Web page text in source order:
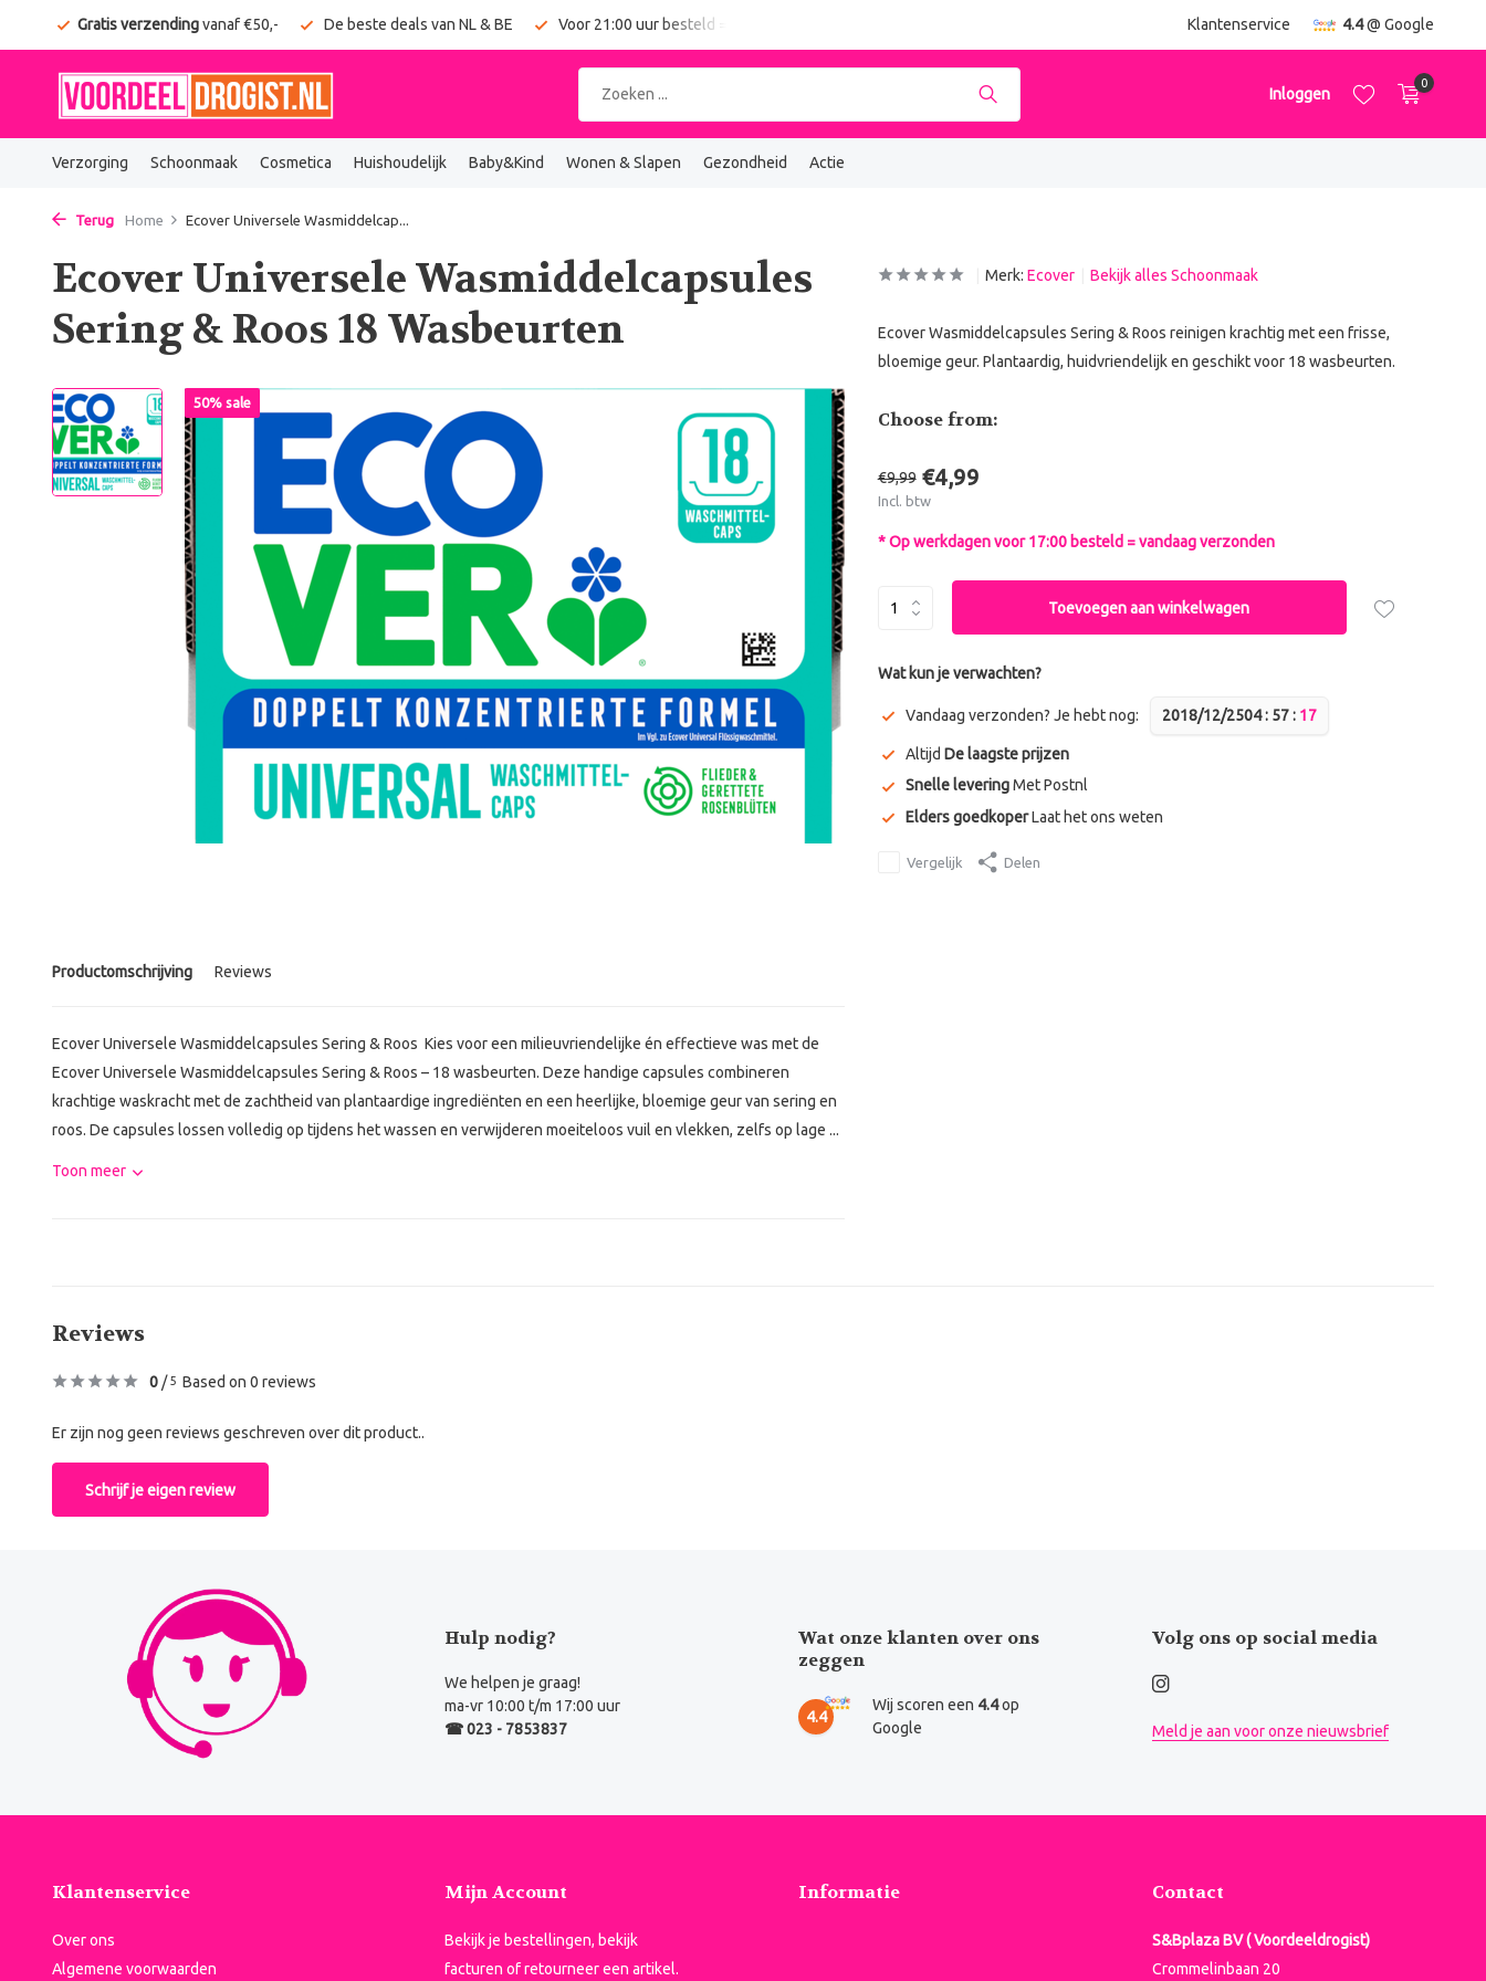
Gratis verzendingvanaf €50,- De beste deals van NL & BE Voor 21:00 uur besteld = vandaag verzonden Klantenservice 4.4@ Google
Inloggen
0
Verzorging Schoonmaak Cosmetica Huishoudelijk Baby&Kind Wonen & Slapen Gezondheid Actie
Terug Home Ecover Universele Wasmiddelcap...
Ecover Universele Wasmiddelcapsules
Sering & Roos 18 Wasbeurten
50% sale
Productomschrijving Reviews
Ecover Universele Wasmiddelcapsules Sering & Roos Kies voor een milieuvriendelijke én effectieve was met de
Ecover Universele Wasmiddelcapsules Sering & Roos – 18 wasbeurten. Deze handige capsules combineren
krachtige waskracht met de zachtheid van plantaardige ingrediënten en een heerlijke, bloemige geur van sering en
roos. De capsules lossen volledig op tijdens het wassen en verwijderen moeiteloos vuil en vlekken, zelfs op lage ...
Toon meer
Merk: Ecover Bekijk alles Schoonmaak
Ecover Wasmiddelcapsules Sering & Roos reinigen krachtig met een frisse,
bloemige geur. Plantaardig, huidvriendelijk en geschikt voor 18 wasbeurten.
Choose from:
€9,99 €4,99
Incl. btw
* Op werkdagen voor 17:00 besteld = vandaag verzonden
Toevoegen aan winkelwagen
Wat kun je verwachten?
Vandaag verzonden? Je hebt nog: 2018/12/2504: 57: 17
Altijd De laagste prijzen
Snelle leveringMet Postnl
Elders goedkoperLaat het ons weten
Vergelijk Delen
Reviews
0 /5 Based on 0 reviews
Er zijn nog geen reviews geschreven over dit product..
Schrijf je eigen review
Hulp nodig?
We helpen je graag!
ma-vr 10:00 t/m 17:00 uur
☎ 023 - 7853837
Wat onze klanten over ons
zeggen
4.4
Wij scoren een 4.4op
Google
Volg ons op social media
Meld je aan voor onze nieuwsbrief
Klantenservice
Over ons
Algemene voorwaarden
Mijn Account
Bekijk je bestellingen, bekijk
facturen of retourneer een artikel.
Informatie Contact
S&Bplaza BV ( Voordeeldrogist)
Crommelinbaan 20